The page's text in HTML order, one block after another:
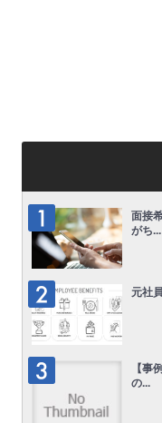
面接
がち...
元社
【事
の...